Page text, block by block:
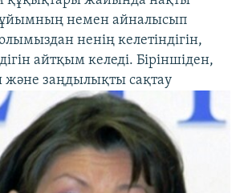
ұйымның немен айналысып
ненің келетіндігін,
айтқым келеді. Біріншіден,
заңдылықты сақтау